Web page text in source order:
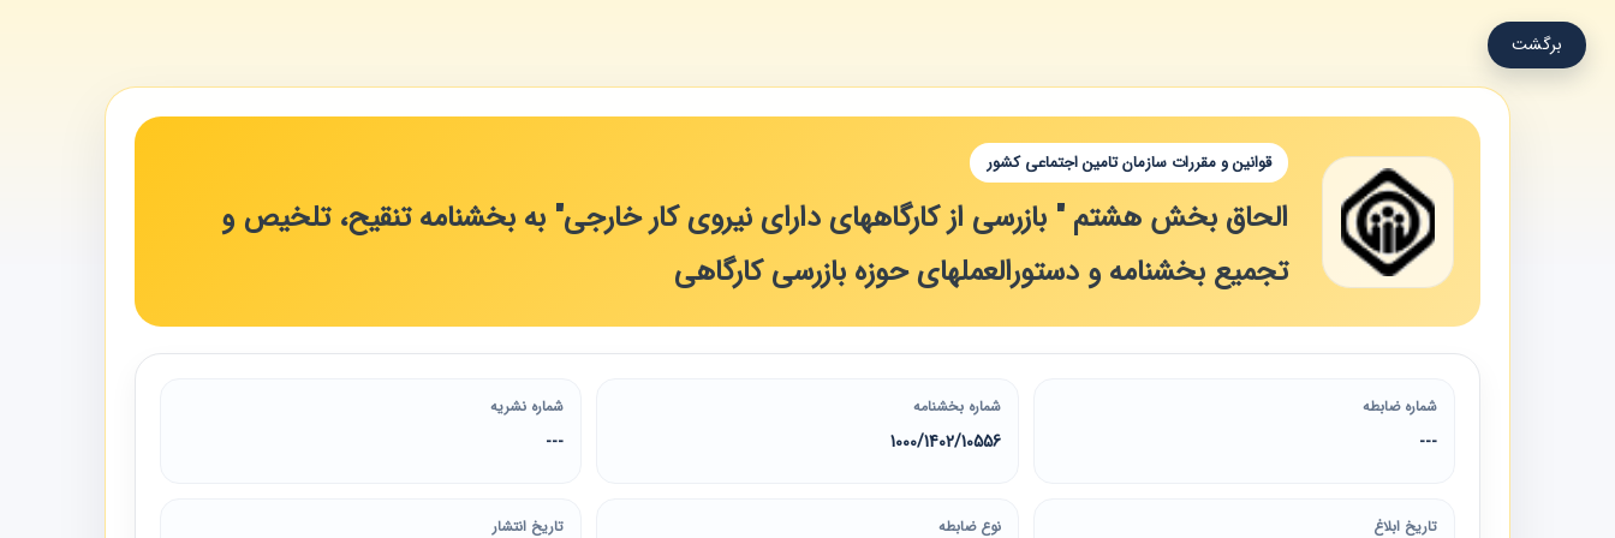
برگشت
قوانین و مقررات سازمان تامین اجتماعی کشور
الحاق بخش هشتم " بازرسی از کارگاههای دارای نیروی کار خارجی" به بخشنامه تنقیح، تلخیص و
تجمیع بخشنامه و دستورالعمل‏های حوزه بازرسی کارگاهی
شماره ضابطه
---
شماره بخشنامه
10556‏/1402‏/1000
شماره نشریه
---
تاریخ ابلاغ نوع ضابطه تاریخ انتشار